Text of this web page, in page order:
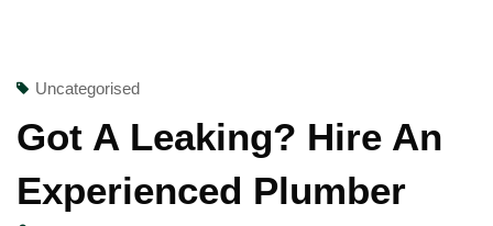
Uncategorised
Got A Leaking? Hire An
Experienced Plumber